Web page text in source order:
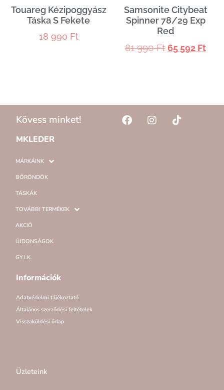
Touareg Kézipoggyász
Táska S Fekete
18 990 Ft
Samsonite Citybeat
Spinner 78/29 Exp
Red
81 990Ft 65 592 Ft
Kövess minket!
MKLEDER
MÁRKÁINK
BŐRÖNDÖK
TÁSKÁK
TOVÁBBI TERMÉKEK
AKCIÓ
ÚJDONSÁGOK
GY.I.K.
Információk
Adatvédelmi tájékoztató
Általános szerződési feltételek
Visszaküldési űrlap
Üzleteink